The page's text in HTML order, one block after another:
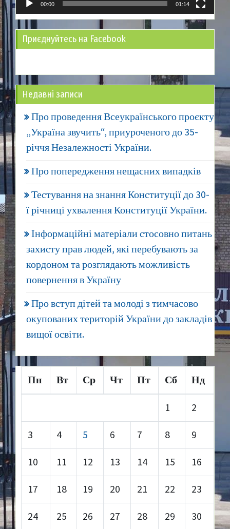
00:00 01:14
Приєднуйтесь на Facebook
Недавні записи
Про проведення Всеукраїнського проєкту
„Україна звучить“, приуроченого до 35-
річчя Незалежності України.
Про попередження нещасних випадків
Тестування на знання Конституції до 30-
ї річниці ухвалення Конституції України.
Інформаційні матеріали стосовно питань
захисту прав людей, які перебувають за
кордоном та розглядають можливість
повернення в Україну
Про вступ дітей та молоді з тимчасово
окупованих територій України до закладів
вищої освіти.
Пн Вт Ср Чт Пт Сб Нд
1 2
3 4 5 6 7 8 9
10 11 12 13 14 15 16
17 18 19 20 21 22 23
24 25 26 27 28 29 30